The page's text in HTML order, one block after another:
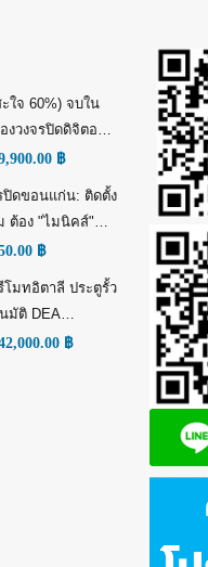
ใจ 60%) จบใน
วงจรปิดดิจิตอล
(คมชัดกว่า Full
฿
ปิดขอนแก่น: ติดตั้ง
ต้อง "ไมนิคส์"
฿
โมทอิตาลี ประตูรั้ว
มัติ DEA
พลัง อิตาลี เพื่อ
฿